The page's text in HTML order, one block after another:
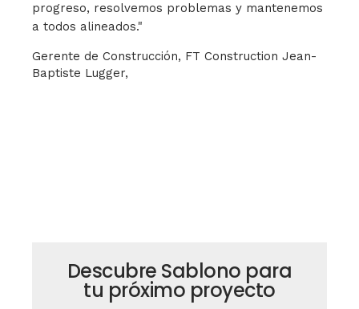
progreso, resolvemos problemas y mantenemos
a todos alineados."
Gerente de Construcción, FT Construction Jean-
Baptiste Lugger,
Descubre Sablono para
tu próximo proyecto